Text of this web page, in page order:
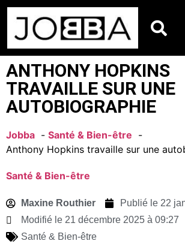
ANTHONY HOPKINS
TRAVAILLE SUR UNE
AUTOBIOGRAPHIE
Jobba
Santé & Bien-être
Anthony Hopkins travaille sur une
Santé & Bien-être
Maxine Routhier Publié le 22
Modifié le 21 décembre 2025 à 09:27
Santé & Bien-être